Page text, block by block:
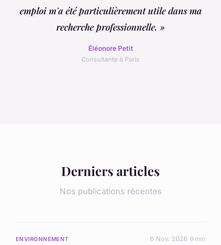
emploi m'a été particulièrement utile dans ma
recherche professionnelle. »
Éléonore Petit
Consultante à Paris
Derniers articles
Nos publications récentes
ENVIRONNEMENT 6 Nov. 2026 9 min